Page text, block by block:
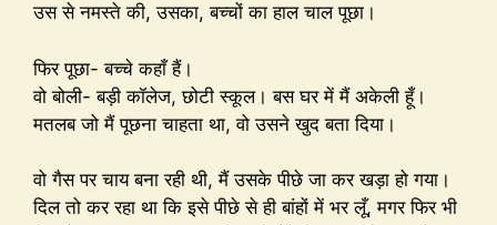
उस से नमस्ते की, उसका, बच्चों का हाल चाल पूछा।
फिर पूछा- बच्चे कहाँ हैं।
वो बोली- बड़ी कॉलेज, छोटी स्कूल। बस घर में मैं अकेली हूँ।
मतलब जो मैं पूछना चाहता था, वो उसने खुद बता दिया।
वो गैस पर चाय बना रही थी, मैं उसके पीछे जा कर खड़ा हो गया।
दिल तो कर रहा था कि इसे पीछे से ही बांहों में भर लूँ, मगर फिर भी